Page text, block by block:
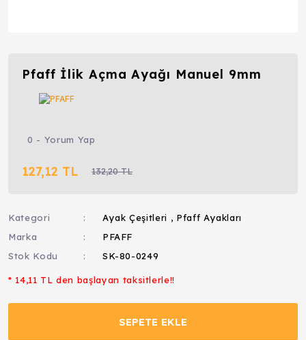
Pfaff İlik Açma Ayağı Manuel 9mm
0 - Yorum Yap
127,12 TL 132,20 TL
Kategori Ayak Çeşitleri , Pfaff Ayakları
Marka
PFAFF
Stok Kodu
SK-80-0249
* 14,11 TL den başlayan taksitlerle!!
SEPETE EKLE